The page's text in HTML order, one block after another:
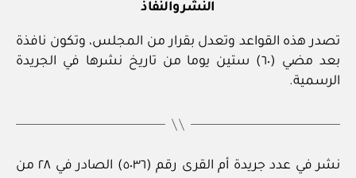
النشر والنفاذ
تصدر هذه القواعد وتعدل بقرار من المجلس، وتكون نافذة
بعد مضي (٦٠) ستين يوما من تاريخ نشرها في الجريدة
الرسمية.
نشر في عدد جريدة أم القرى رقم (٥٠٣٦) الصادر في ٢٨ من